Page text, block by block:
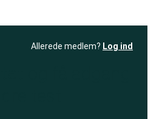
Allerede medlem? Log ind